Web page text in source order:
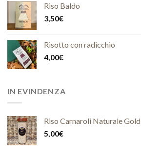
Riso Baldo
3,50€
Risotto con radicchio
4,00€
IN EVINDENZA
Riso Carnaroli Naturale Gold
5,00€